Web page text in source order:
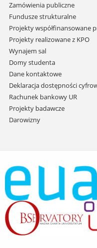
Zamówienia publiczne
Fundusze strukturalne
Projekty współfinansowane
Projekty realizowane z KPO
Wynajem sal
Domy studenta
Dane kontaktowe
Deklaracja dostępności
Rachunek bankowy UR
Projekty badawcze
Darowizny